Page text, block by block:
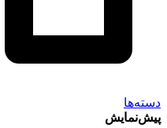
دسته‌ها
پیش‌نمایش